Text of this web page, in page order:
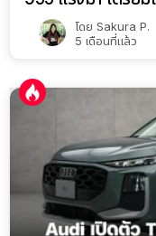
โดย Sakura P.
5 เดือนที่แล้ว